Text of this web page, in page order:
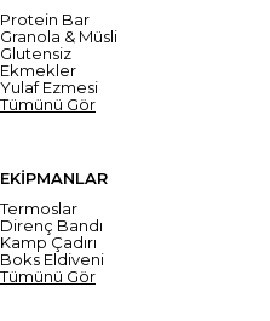
Protein Bar
Granola & Müsli
Glutensiz
Ekmekler
Yulaf Ezmesi
Tümünü Gör
EKİPMANLAR
Termoslar
Direnç Bandı
Kamp Çadırı
Boks Eldiveni
Tümünü Gör